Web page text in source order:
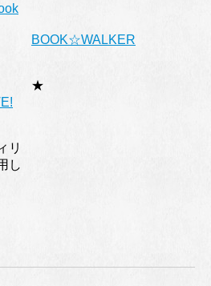
BOOK☆WALKER
★
リ
し